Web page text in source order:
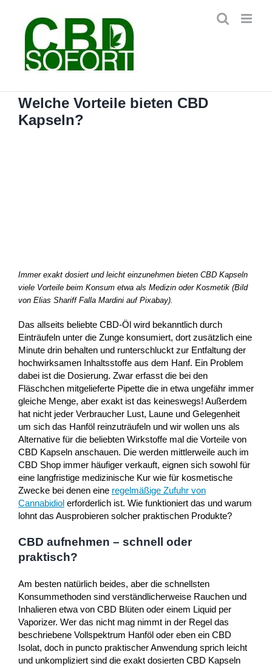
springen
Welche Vorteile bieten CBD
Kapseln?
Immer exakt dosiert und leicht einzunehmen bieten CBD Kapseln
viele Vorteile beim Konsum etwa als Medizin oder Kosmetik (Bild
von Elias Shariff Falla Mardini auf Pixabay).
Das allseits beliebte CBD-Öl wird bekanntlich durch
Einträufeln unter die Zunge konsumiert, dort zusätzlich eine
Minute drin behalten und runterschluckt zur Entfaltung der
hochwirksamen Inhaltsstoffe aus dem Hanf. Ein Problem
dabei ist die Dosierung. Zwar erfasst die bei den
Fläschchen mitgelieferte Pipette die in etwa ungefähr immer
gleiche Menge, aber exakt ist das keineswegs! Außerdem
hat nicht jeder Verbraucher Lust, Laune und Gelegenheit
um sich das Hanföl reinzuträufeln und wir wollen uns als
Alternative für die beliebten Wirkstoffe mal die Vorteile von
CBD Kapseln anschauen. Die werden mittlerweile auch im
CBD Shop immer häufiger verkauft, eignen sich sowohl für
eine langfristige medizinische Kur wie für kosmetische
Zwecke bei denen eine regelmäßige Zufuhr von
Cannabidiol erforderlich ist. Wie funktioniert das und warum
lohnt das Ausprobieren solcher praktischen Produkte?
CBD aufnehmen – schnell oder
praktisch?
Am besten natürlich beides, aber die schnellsten
Konsummethoden sind verständlicherweise Rauchen und
Inhalieren etwa von CBD Blüten oder einem Liquid per
Vaporizer. Wer das nicht mag nimmt in der Regel das
beschriebene Vollspektrum Hanföl oder eben ein CBD
Isolat, doch in puncto praktischer Anwendung sprich leicht
und unkompliziert sind die exakt dosierten CBD Kapseln